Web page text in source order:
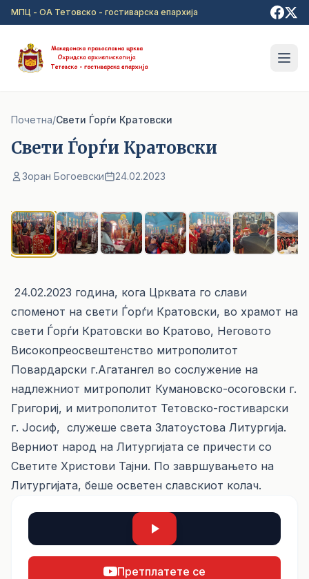
Прејди на главна содржина
МПЦ - ОА Тетовско - гостиварска епархија
Почетна/Cвети Ѓорѓи Кратовски
Cвети Ѓорѓи Кратовски
Зоран Богоевски 24.02.2023
24.02.2023 година, кога Црквата го слави
споменот на свети Ѓорѓи Кратовски, во храмот на
свети Ѓорѓи Кратовски во Кратово, Неговото
Високопреосвештенство митрополитот
Повардарски г.Агатангел во сослужение на
надлежниот митрополит Кумановско-осоговски г.
Григориј, и митрополитот Тетовско-гостиварски
г. Јосиф, служеше света Златоустова Литургија.
Верниот народ на Литургијата се причести со
Светите Христови Тајни. По завршувањето на
Литургијата, беше осветен славскиот колач.
Претплатете се